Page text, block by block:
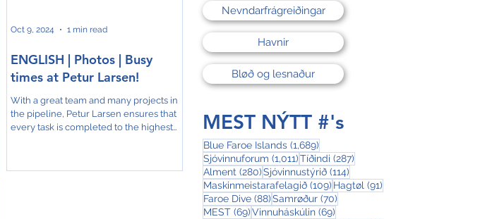
Nevndarfrágreiðingar
Havnir
Bløð og lesnaður
MEST NÝTT #'s
Blue Faroe Islands (1,689)
Sjóvinnuforum (1,011)1,011 posts
Tíðindi (287)
Alment (280)280 posts
Sjóvinnustýrið (114)
Maskinmeistarafelagið (109) 109 posts
Hagtøl (91)
Faroe Dive (88)88 posts
Samrøður (70)
MEST (69)69 posts
Vinnuháskúlin (69)
ENGLISH | Photos | Busy
times at Petur Larsen!
With a great team and many projects in
the pipeline, Petur Larsen ensures that
every task is completed to the highest
Oct 9, 2024 1 min read